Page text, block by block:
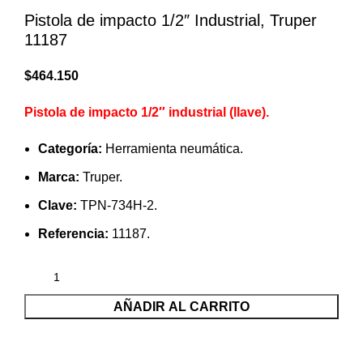
Pistola de impacto 1/2″ Industrial, Truper
11187
$464.150
Pistola de impacto 1/2″ industrial (llave).
Categoría: Herramienta neumática.
Marca: Truper.
Clave: TPN-734H-2.
Referencia: 11187.
AÑADIR AL CARRITO